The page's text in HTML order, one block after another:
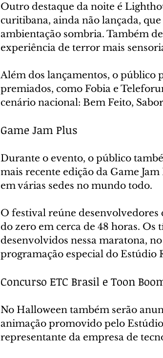
Outro destaque da noite é
curitibana, ainda não lançada,
ambientação sombria. Também
experiência de terror mais
Além dos lançamentos, o público
premiados, como Fobia e
cenário nacional: Bem Feito,
Game Jam Plus
Durante o evento, o público
mais recente edição da Game
em várias sedes no mundo todo.
O festival reúne
do zero em cerca de 48 horas.
desenvolvidos nessa maratona,
programação especial do Estúdio
Concurso ETC Brasil e Toon
No Halloween também serão
animação promovido pelo
representante da empresa de